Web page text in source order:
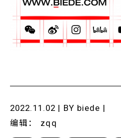
2022.11.02 | BY biede |
编辑 ： zqq